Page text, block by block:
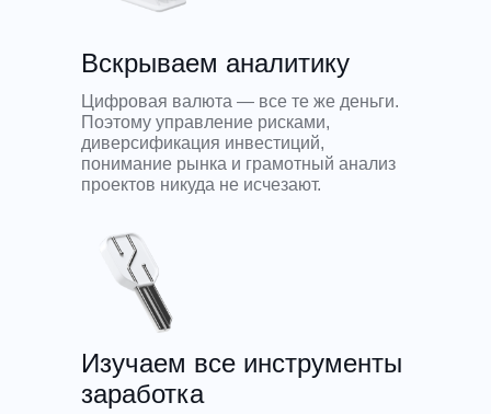
Вскрываем аналитику
Цифровая валюта — все те же деньги.
Поэтому управление рисками,
диверсификация инвестиций,
понимание рынка и грамотный анализ
проектов никуда не исчезают.
Изучаем все инструменты
заработка